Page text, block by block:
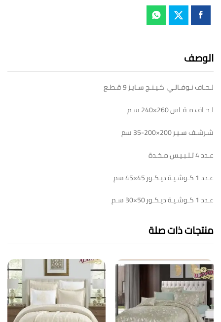
الوصف
لـحـاف نـوفـالـي كـيـنـج سـايـز 9 قـطـع
لـحـاف مـقـاس 260×240 سـم
شـرشـف سـيـر 200×200-35 سم
عـدد 4 تـلـبـيـس مـخـدة
عـدد 1 كـوشـيـة ديـكـور 45×45 سم
عـدد 1 كـوشـيـة ديـكـور 50×30 سـم
منتجات ذات صلة